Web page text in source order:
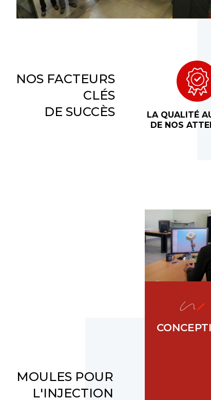
NOS FACTEURS
CLÉS
DE SUCCÈS
LA QUALITÉ
DE NOS
MOULES POUR
L'INJECTION